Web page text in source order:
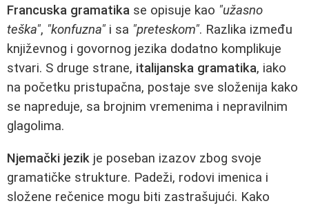
Francuska gramatika se opisuje kao "užasno
teška", "konfuzna" i sa "preteskom". Razlika između
književnog i govornog jezika dodatno komplikuje
stvari. S druge strane, italijanska gramatika, iako
na početku pristupačna, postaje sve složenija kako
se napreduje, sa brojnim vremenima i nepravilnim
glagolima.
Njemački jezik je poseban izazov zbog svoje
gramatičke strukture. Padeži, rodovi imenica i
složene rečenice mogu biti zastrašujući. Kako